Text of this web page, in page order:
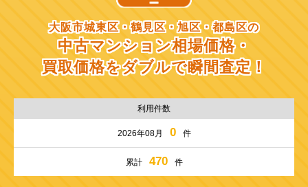
大阪市城東区・鶴見区・旭区・都島区の
中古マンション相場価格・
買取価格をダブルで瞬間査定！
利用件数
2026年08月 0 件
累計 470 件